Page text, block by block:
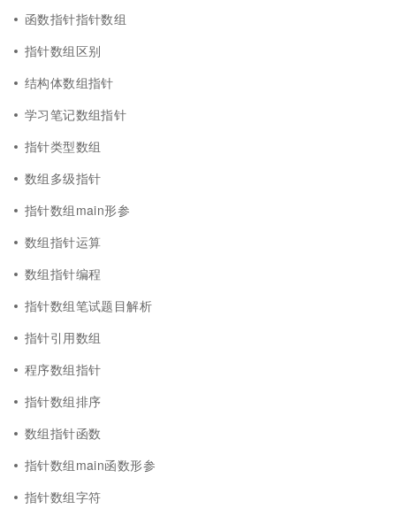
函数指针指针数组
指针数组区别
结构体数组指针
学习笔记数组指针
指针类型数组
数组多级指针
指针数组main形参
数组指针运算
数组指针编程
指针数组笔试题目解析
指针引用数组
程序数组指针
指针数组排序
数组指针函数
指针数组main函数形参
指针数组字符